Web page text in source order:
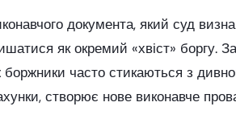
документа, який суд
як окремий «хвіст» боргу.
часто стикаються з
створює нове виконавче